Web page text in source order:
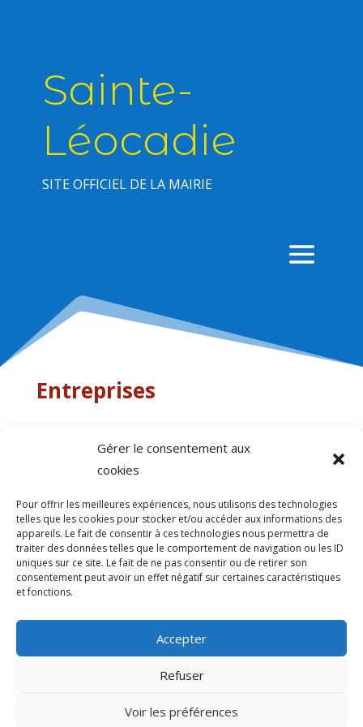
Gérer le consentement aux
cookies
Pour offrir les meilleures expériences, nous utilisons des technologies
telles que les cookies pour stocker et/ou accéder aux informations des
appareils. Le fait de consentir à ces technologies nous permettra de
traiter des données telles que le comportement de navigation ou les ID
uniques sur ce site. Le fait de ne pas consentir ou de retirer son
consentement peut avoir un effet négatif sur certaines caractéristiques
et fonctions.
Accepter
Refuser
Voir les préférences
Sainte-
Léocadie
SITE OFFICIEL DE LA MAIRIE
Entreprises
Impossible de trouver la fiche : F2082.xml
© 2026 Mairie de Sainte-Léocadie | Site